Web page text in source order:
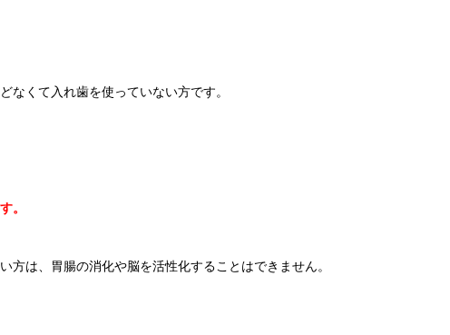
なくて入れ歯を使っていない方です。
。
は、胃腸の消化や脳を活性化することはできません。